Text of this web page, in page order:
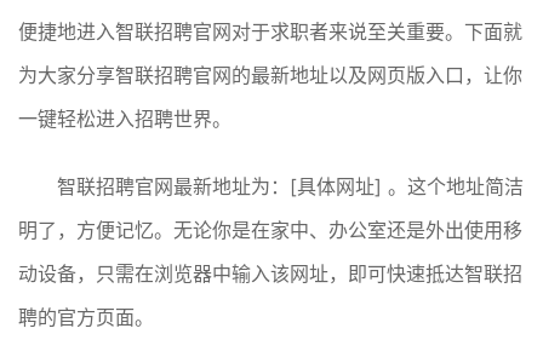
便捷地进入智联招聘官网对于求职者来说至关重要。下面就
为大家分享智联招聘官网的最新地址以及网页版入口，让你
一键轻松进入招聘世界。
智联招聘官网最新地址为：[具体网址] 。这个地址简洁
明了，方便记忆。无论你是在家中、办公室还是外出使用移
动设备，只需在浏览器中输入该网址，即可快速抵达智联招
聘的官方页面。